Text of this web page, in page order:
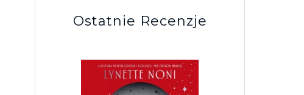
Ostatnie Recenzje